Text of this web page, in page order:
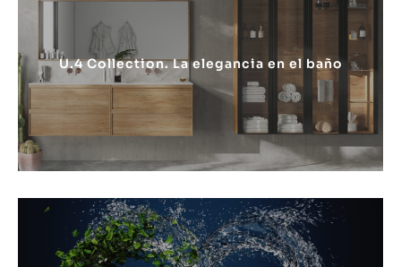
U.4 Collection. La elegancia en el baño